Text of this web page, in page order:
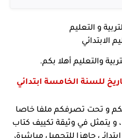
و التعليم
الابتدائي
والتعليم أهلا بكم.
و تحت تصرفكم ملفا خاصا
، و يتمثل في وثيقة تكييف كتاب
جاهزا للتحميل مباشرة،